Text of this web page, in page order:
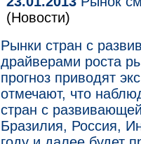
(Новости)
Рынки стран с
драйверами роста
прогноз приводят
отмечают, что
стран с
Бразилия, Россия,